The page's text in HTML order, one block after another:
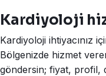
Kardiyoloji
Kardiyoloji ihtiyacınız
Bölgenizde hizmet
göndersin; fiyat, profil,